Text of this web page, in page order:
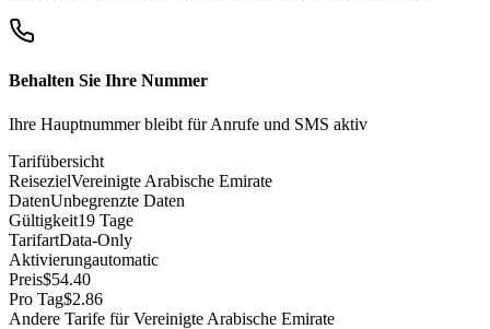
Behalten Sie Ihre Nummer
Ihre Hauptnummer bleibt für Anrufe und SMS aktiv
Tarifübersicht
ReisezielVereinigte Arabische Emirate
DatenUnbegrenzte Daten
Gültigkeit19 Tage
TarifartData-Only
Aktivierungautomatic
Preis$54.40
Pro Tag$2.86
Andere Tarife für Vereinigte Arabische Emirate